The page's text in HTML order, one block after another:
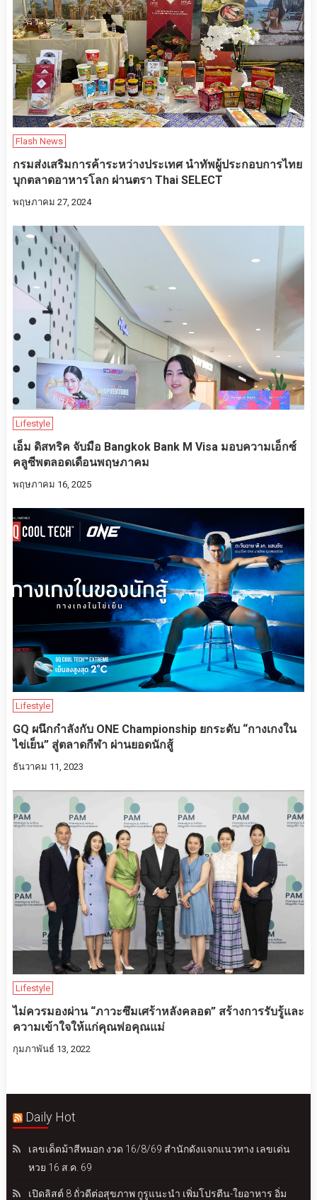
Flash News
กรมส่งเสริมการค้าระหว่างประเทศ นำทัพผู้ประกอบการไทย
บุกตลาดอาหารโลก ผ่านตรา Thai SELECT
พฤษภาคม 27, 2024
Lifestyle
เอ็ม ดิสทริค จับมือ Bangkok Bank M Visa มอบความเอ็กซ์
คลูซีพตลอดเดือนพฤษภาคม
พฤษภาคม 16, 2025
Lifestyle
GQ ผนึกกำลังกับ ONE Championship ยกระดับ “กางเกงใน
ไข่เย็น” สู่ตลาดกีฬา ผ่านยอดนักสู้
ธันวาคม 11, 2023
Lifestyle
ไม่ควรมองผ่าน “ภาวะซึมเศร้าหลังคลอด” สร้างการรับรู้และ
ความเข้าใจให้แก่คุณพ่อคุณแม่
กุมภาพันธ์ 13, 2022
Daily Hot
เลขเด็ดม้าสีหมอก งวด 16/8/69 สำนักดังแจกแนวทาง เลขเด่น
หวย 16 ส.ค. 69
เปิดลิสต์ 8 ถั่วดีต่อสุขภาพ กูรูแนะนำ เพิ่มโปรตีน-ใยอาหาร อิ่ม